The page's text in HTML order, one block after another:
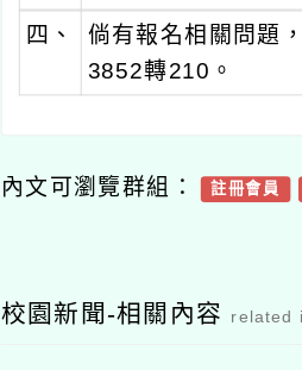
四、
倘有報名相關問題
3852轉210。
內文可瀏覽群組： 註冊會員
校園新聞-相關內容 related